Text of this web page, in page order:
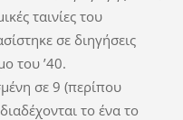
ταινίες του
σε διηγήσεις
του ’40.
σε 9 (περίπου
το ένα το